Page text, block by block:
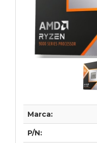
Marca:
P/N: